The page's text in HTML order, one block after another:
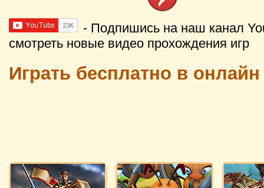
- Подпишись на наш канал
смотреть новые видео прохождения игр
Играть бесплатно в